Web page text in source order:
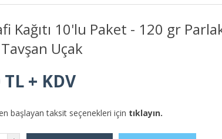
Kağıtı 10'lu Paket - 120 gr
Uçak
+ KDV
başlayan taksit seçenekleri için tıklayın.